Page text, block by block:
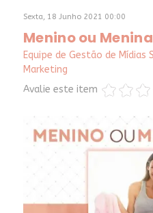
Sexta, 18 Junho 2021 00:00
Menino ou
Equipe de Gestão de Mídias
Marketing
Avalie este item